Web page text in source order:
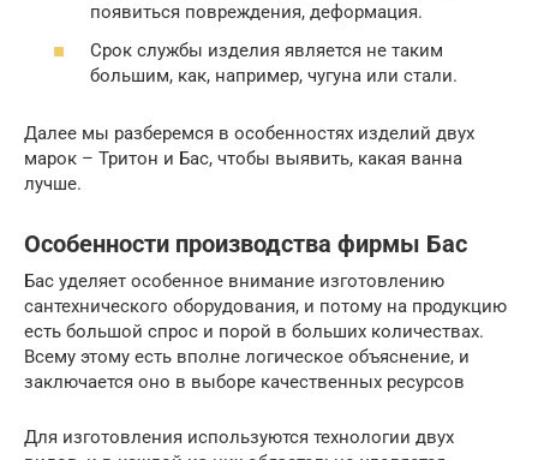
появиться повреждения, деформация.
Срок службы изделия является не таким
большим, как, например, чугуна или стали.
Далее мы разберемся в особенностях изделий двух
марок – Тритон и Бас, чтобы выявить, какая ванна
лучше.
Особенности производства фирмы Бас
Бас уделяет особенное внимание изготовлению
сантехнического оборудования, и потому на продукцию
есть большой спрос и порой в больших количествах.
Всему этому есть вполне логическое объяснение, и
заключается оно в выборе качественных ресурсов
Для изготовления используются технологии двух